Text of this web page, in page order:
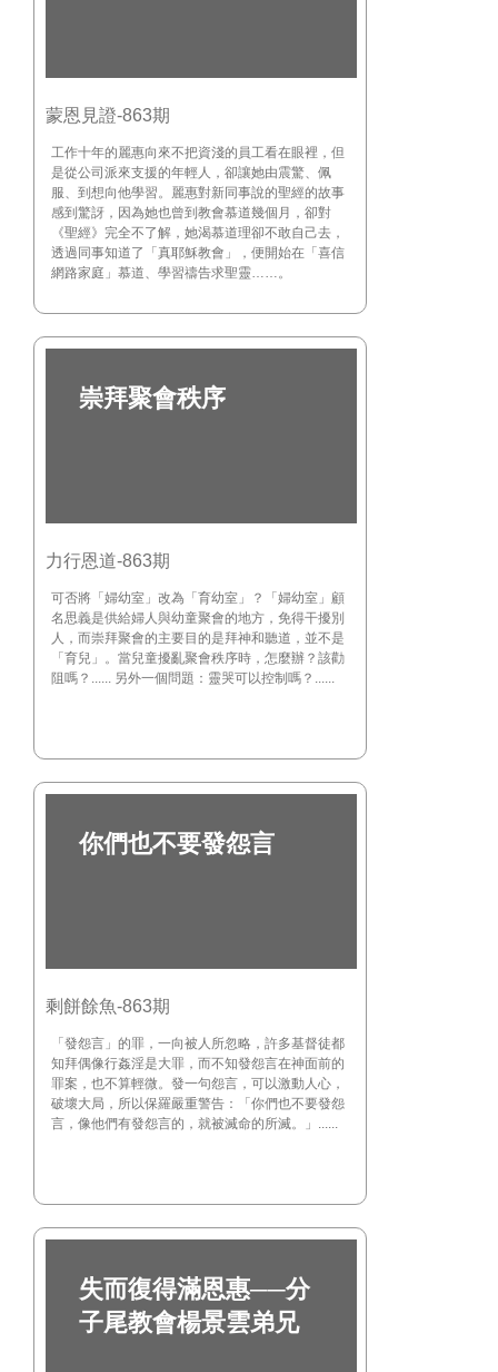
蒙恩見證-863期
工作十年的麗惠向來不把資淺的員工看在眼裡，但
是從公司派來支援的年輕人，卻讓她由震驚、佩
服、到想向他學習。麗惠對新同事說的聖經的故事
感到驚訝，因為她也曾到教會慕道幾個月，卻對
《聖經》完全不了解，她渴慕道理卻不敢自己去，
透過同事知道了「真耶穌教會」，便開始在「喜信
網路家庭」慕道、學習禱告求聖靈……。
崇拜聚會秩序
力行恩道-863期
可否將「婦幼室」改為「育幼室」？「婦幼室」顧
名思義是供給婦人與幼童聚會的地方，免得干擾別
人，而崇拜聚會的主要目的是拜神和聽道，並不是
「育兒」。當兒童擾亂聚會秩序時，怎麼辦？該勸
阻嗎？...... 另外一個問題：靈哭可以控制嗎？......
你們也不要發怨言
剩餅餘魚-863期
「發怨言」的罪，一向被人所忽略，許多基督徒都
知拜偶像行姦淫是大罪，而不知發怨言在神面前的
罪案，也不算輕微。發一句怨言，可以激動人心，
破壞大局，所以保羅嚴重警告：「你們也不要發怨
言，像他們有發怨言的，就被滅命的所滅。」......
失而復得滿恩惠──分
子尾教會楊景雲弟兄